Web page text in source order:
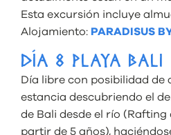
Esta excursión incluye
Alojamiento: PARADISUS
DÍA 8 PLAYA BALI
Día libre con posibilidad de
estancia descubriendo el
de Bali desde el río (Rafting
partir de 5 años),